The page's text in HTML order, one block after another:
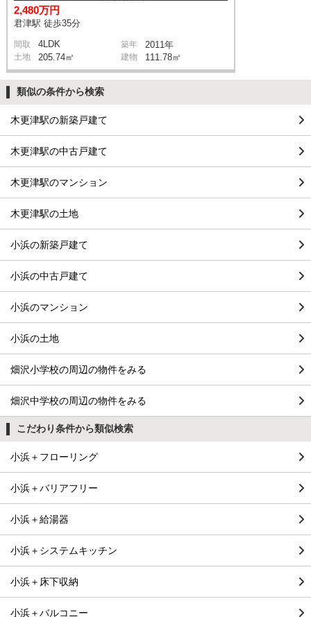
2,480万円
君津駅 徒歩35分
間取 4LDK 築年 2011年
土地 205.74㎡ 建物 111.78㎡
類似の条件から検索
木更津駅の新築戸建て
木更津駅の中古戸建て
木更津駅のマンション
木更津駅の土地
小浜の新築戸建て
小浜の中古戸建て
小浜のマンション
小浜の土地
畑沢小学校の周辺の物件をみる
畑沢中学校の周辺の物件をみる
こだわり条件から類似検索
小浜＋フローリング
小浜＋バリアフリー
小浜＋給湯器
小浜＋システムキッチン
小浜＋床下収納
小浜＋バルコニー